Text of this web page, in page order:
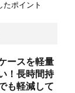
たポイント
ースを軽量
！長時間持
も軽減して